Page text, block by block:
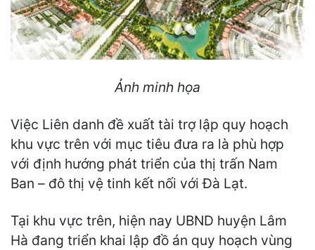
Ảnh minh họa
Việc Liên danh đề xuất tài trợ lập quy hoạch
khu vực trên với mục tiêu đưa ra là phù hợp
với định hướng phát triển của thị trấn Nam
Ban – đô thị vệ tinh kết nối với Đà Lạt.
Tại khu vực trên, hiện nay UBND huyện Lâm
Hà đang triển khai lập đồ án quy hoạch vùng